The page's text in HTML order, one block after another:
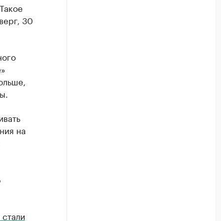
30
на